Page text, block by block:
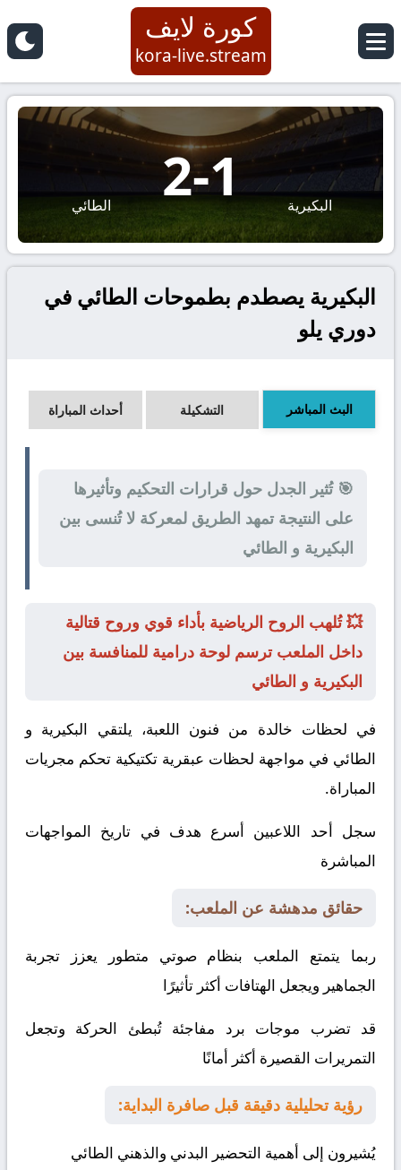
كورة لايف
kora-live.stream
البكيرية 1
-
2 الطائي
البكيرية يصطدم بطموحات الطائي في
دوري يلو
البث المباشر التشكيلة أحداث المباراة
🎯 تُثير الجدل حول قرارات التحكيم وتأثيرها
على النتيجة تمهد الطريق لمعركة لا تُنسى بين
البكيرية و الطائي
💥 تُلهب الروح الرياضية بأداء قوي وروح قتالية
داخل الملعب ترسم لوحة درامية للمنافسة بين
البكيرية و الطائي
في لحظات خالدة من فنون اللعبة، يلتقي البكيرية و
الطائي في مواجهة لحظات عبقرية تكتيكية تحكم مجريات
المباراة.
سجل أحد اللاعبين أسرع هدف في تاريخ المواجهات
المباشرة
حقائق مدهشة عن الملعب:
ربما يتمتع الملعب بنظام صوتي متطور يعزز تجربة
الجماهير ويجعل الهتافات أكثر تأثيرًا
قد تضرب موجات برد مفاجئة تُبطئ الحركة وتجعل
التمريرات القصيرة أكثر أمانًا
رؤية تحليلية دقيقة قبل صافرة البداية:
يُشيرون إلى أهمية التحضير البدني والذهني الطائي